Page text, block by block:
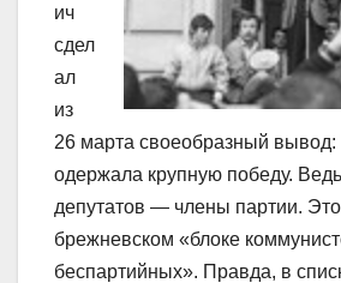
ич
сдел
ал
из
26 марта своеобразный
одержала крупную победу.
депутатов — члены партии.
брежневском «блоке
беспартийных». Правда, в